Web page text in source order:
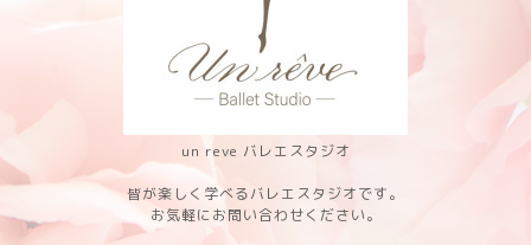
un reve バレエスタジオ
皆が楽しく学べるバレエスタジオです。
お気軽にお問い合わせください。